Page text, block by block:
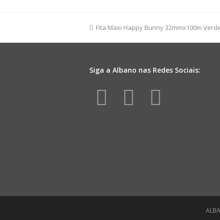
quantidade
previous
Fita Maxi Happy Bunny 32mmx100m
Siga a Albano nas Redes Sociais:
Facebook